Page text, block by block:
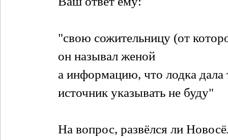
"свою сожительницу (от
он называл женой
а информацию, что лодка дала
источник указывать не буду"
На вопрос, развёлся ли